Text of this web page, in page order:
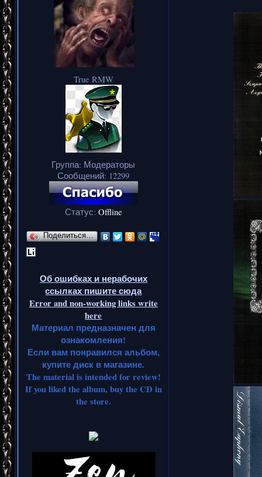
True RMW
Группа: Модераторы
Сообщений: 12299
Статус: Offline
Поделиться…
Об ошибках и нерабочих
ссылках пишите сюда
Error and non-working links write
here
Материал предназначен для
ознакомления!
Если вам понравился альбом,
купите диск в магазине.
The material is intended for review!
If you liked the album, buy the CD in
the store.